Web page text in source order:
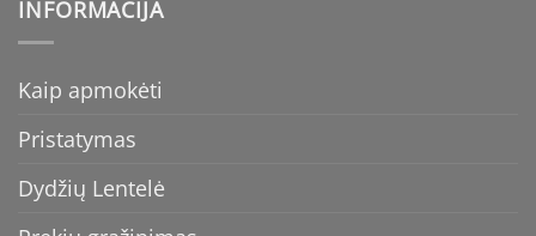
INFORMACIJA
Kaip apmokėti
Pristatymas
Dydžių Lentelė